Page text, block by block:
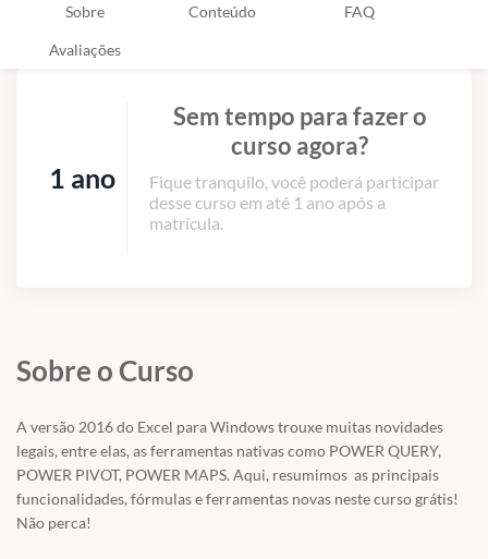
Sobre Conteúdo FAQ
Avaliações
1 ano
Sem tempo para fazer o
curso agora?
Fique tranquilo, você poderá participar
desse curso em até 1 ano após a
matrícula.
Sobre o Curso
A versão 2016 do Excel para Windows trouxe muitas novidades
legais, entre elas, as ferramentas nativas como POWER QUERY,
POWER PIVOT, POWER MAPS. Aqui, resumimos as principais
funcionalidades, fórmulas e ferramentas novas neste curso grátis!
Não perca!